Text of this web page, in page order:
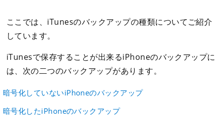
ここでは、iTunesのバックアップの種類についてご紹介
しています。
iTunesで保存することが出来るiPhoneのバックアップに
は、次の二つのバックアップがあります。
暗号化していないiPhoneのバックアップ
暗号化したiPhoneのバックアップ